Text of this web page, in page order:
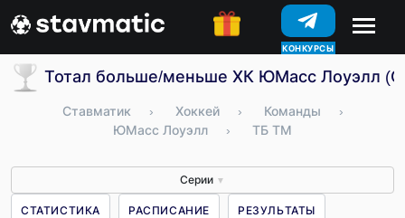
КОНКУРСЫ
Тотал больше/меньше ХК ЮМасс Лоуэлл
Ставматик › Хоккей › Команды
›
ЮМасс Лоуэлл
› ТБ ТМ
Серии ▼
СТАТИСТИКА РАСПИСАНИЕ РЕЗУЛЬТАТЫ